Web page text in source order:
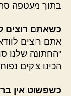
בתוך מעטפה
כשאתם רוצים
אתם רוצים
"החתונה שלנו
הכינו צ'קים
כשפשוט אין